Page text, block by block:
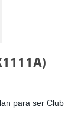
para ser Club